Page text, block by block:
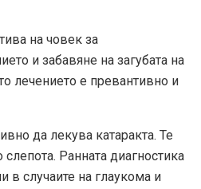
на човек за
и забавяне на загубата на
лечението е превантивно и
да лекува катаракта. Те
Ранната диагностика
в случаите на глаукома и